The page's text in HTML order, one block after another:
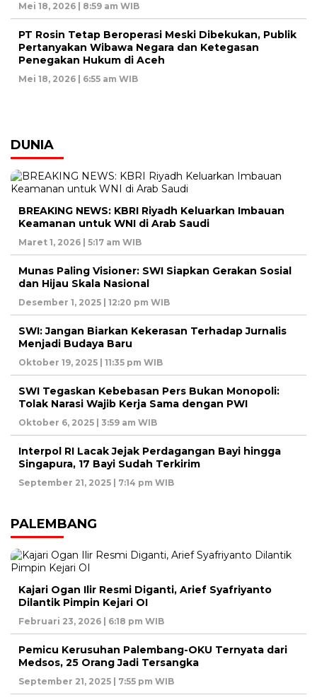
Mei 18, 2026 | 8:59 am WIB
PT Rosin Tetap Beroperasi Meski Dibekukan, Publik
Pertanyakan Wibawa Negara dan Ketegasan
Penegakan Hukum di Aceh
Mei 18, 2026 | 6:55 am WIB
DUNIA
BREAKING NEWS: KBRI Riyadh Keluarkan Imbauan
Keamanan untuk WNI di Arab Saudi
Maret 1, 2026 | 5:17 am WIB
Munas Paling Visioner: SWI Siapkan Gerakan Sosial
dan Hijau Skala Nasional
Desember 1, 2025 | 12:20 pm WIB
SWI: Jangan Biarkan Kekerasan Terhadap Jurnalis
Menjadi Budaya Baru
Oktober 19, 2025 | 11:35 pm WIB
SWI Tegaskan Kebebasan Pers Bukan Monopoli:
Tolak Narasi Wajib Kerja Sama dengan PWI
Oktober 6, 2025 | 3:59 am WIB
Interpol RI Lacak Jejak Perdagangan Bayi hingga
Singapura, 17 Bayi Sudah Terkirim
September 21, 2025 | 7:14 pm WIB
PALEMBANG
Kajari Ogan Ilir Resmi Diganti, Arief Syafriyanto
Dilantik Pimpin Kejari OI
Februari 23, 2026 | 6:18 pm WIB
Pemicu Kerusuhan Palembang-OKU Ternyata dari
Medsos, 25 Orang Jadi Tersangka
September 21, 2025 | 7:55 pm WIB